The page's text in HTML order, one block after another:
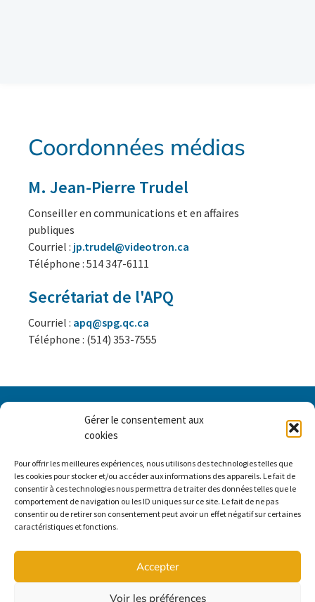
Gérer le consentement aux
cookies
Pour offrir les meilleures expériences, nous utilisons des technologies telles que
les cookies pour stocker et/ou accéder aux informations des appareils. Le fait de
consentir à ces technologies nous permettra de traiter des données telles que le
comportement de navigation ou les ID uniques sur ce site. Le fait de ne pas
consentir ou de retirer son consentement peut avoir un effet négatif sur certaines
caractéristiques et fonctions.
Accepter
Voir les préférences
Coordonnées médias
M. Jean-Pierre Trudel
Conseiller en communications et en affaires
publiques
Courriel : jp.trudel@videotron.ca
Téléphone : 514 347-6111
Secrétariat de l'APQ
Courriel : apq@spg.qc.ca
Téléphone : (514) 353-7555